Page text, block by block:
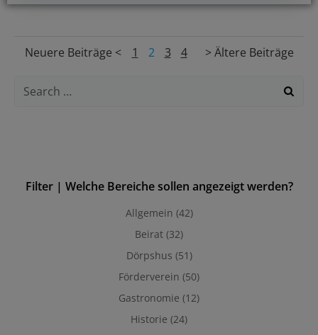
Posts
navigation
Neuere Beiträge <
Posts
Page
1 Page
2 Page
3 Page
4
Posts
> Ältere Beiträge
Search
Filter | Welche Bereiche sollen angezeigt werden?
Allgemein (42)
Beirat (32)
Dörpshus (51)
Förderverein (50)
Gastronomie (12)
Historie (24)